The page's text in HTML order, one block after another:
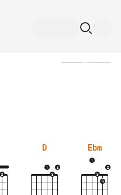
D Ebm